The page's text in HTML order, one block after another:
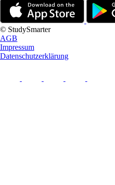
© StudySmarter
AGB
Impressum
Datenschutzerklärung